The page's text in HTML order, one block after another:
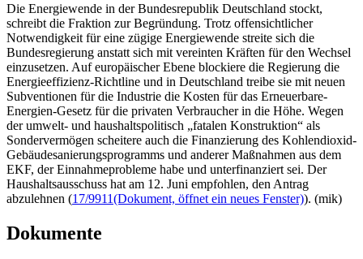
Die Energiewende in der Bundesrepublik Deutschland stockt,
schreibt die Fraktion zur Begründung. Trotz offensichtlicher
Notwendigkeit für eine zügige Energiewende streite sich die
Bundesregierung anstatt sich mit vereinten Kräften für den Wechsel
einzusetzen. Auf europäischer Ebene blockiere die Regierung die
Energieeffizienz-Richtline und in Deutschland treibe sie mit neuen
Subventionen für die Industrie die Kosten für das Erneuerbare-
Energien-Gesetz für die privaten Verbraucher in die Höhe. Wegen
der umwelt- und haushaltspolitisch „fatalen Konstruktion“ als
Sondervermögen scheitere auch die Finanzierung des Kohlendioxid-
Gebäudesanierungsprogramms und anderer Maßnahmen aus dem
EKF, der Einnahmeprobleme habe und unterfinanziert sei. Der
Haushaltsausschuss hat am 12. Juni empfohlen, den Antrag
abzulehnen (17/9911(Dokument, öffnet ein neues Fenster)). (mik)
Dokumente